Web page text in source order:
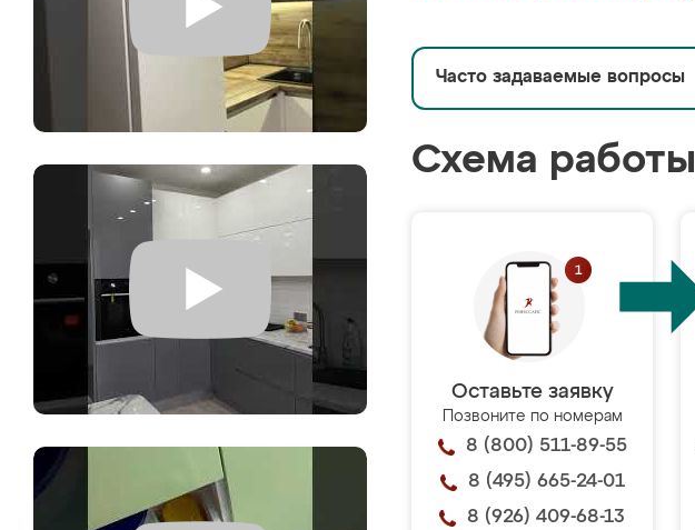
Часто задаваемые вопросы
Схема работы
Оставьте заявку
Позвоните по номерам
8 (800) 511-89-55
8 (495) 665-24-01
8 (926) 409-68-13